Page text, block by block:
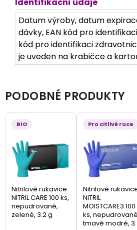
Identifikační údaje
Datum výroby, datum
dávky, EAN kód pro
kód pro identifikaci
je uveden na krabičce a
PODOBNÉ PRODUKTY
BIO
Nitrilové rukavice
NITRIL CARE 100 ks,
nepudrované,
zelené, 3.2 g
Pro citlivé ruce
Nitrilové
NITRIL
MOISTCARE3 100
ks,
tmavě modré,